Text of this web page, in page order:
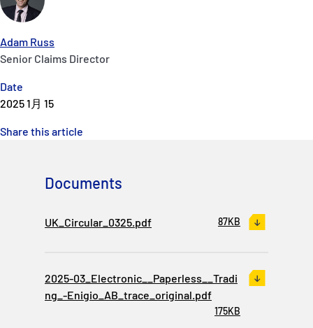
Adam Russ
Senior Claims Director
Date
2025 1月 15
Share this article
Documents
UK_Circular_0325.pdf 87KB
2025-03_Electronic__Paperless__Tradi
ng_-Enigio_AB_trace_original.pdf
175KB